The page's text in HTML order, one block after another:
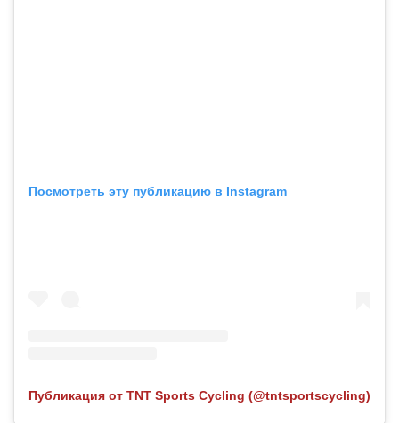
Посмотреть эту публикацию в Instagram
Публикация от TNT Sports Cycling (@tntsportscycling)